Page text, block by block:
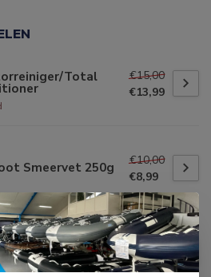
Total
€15,00
€13,99
Smeervet 250g
€10,00
€8,99
ATF Olie 1L
€17,00
€15,99